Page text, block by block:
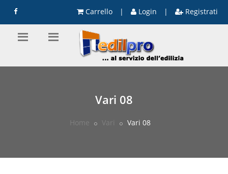
Carrello | Login | Registrati
Vari 08
Home Vari Vari 08